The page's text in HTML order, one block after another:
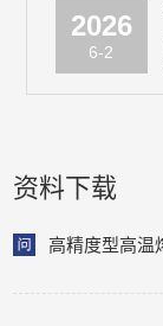
2026
6-2
资料下载